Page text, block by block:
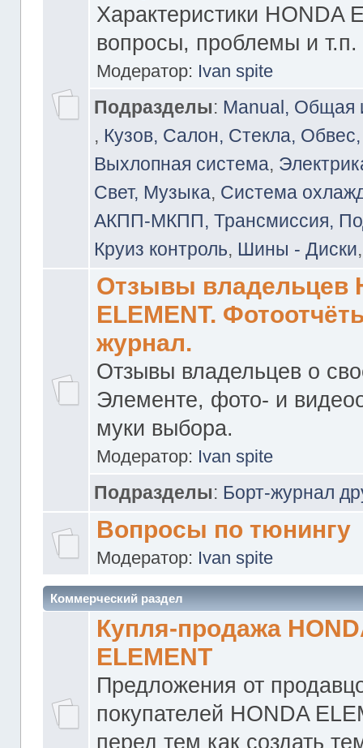
Характеристики HONDA
вопросы, проблемы и т.п.
Модератор: Ivan spite
Подразделы: Manual,
, Кузов, Салон, Стекла,
Выхлопная система,
Свет, Музыка, Система
АКПП-МКПП, Трансмиссия,
Круиз контроль, Шины - Диски
Отзывы владельцев
ELEMENT.
журнал.
Отзывы владельцев о
Элементе, фото- и
муки выбора.
Модератор: Ivan spite
Подразделы: Борт-журнал
Вопросы по тюнингу
Модератор: Ivan spite
Коммерческий раздел
Купля-продажа
ELEMENT
Предложения от
покупателей HONDA
перед тем как создать